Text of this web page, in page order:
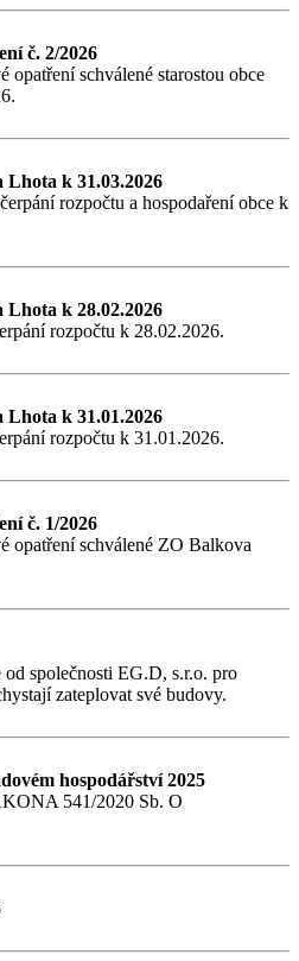
č. 2/2026
opatření schválené starostou obce
Lhota k 31.03.2026
rozpočtu a hospodaření obce k
Lhota k 28.02.2026
rozpočtu k 28.02.2026.
Lhota k 31.01.2026
rozpočtu k 31.01.2026.
č. 1/2026
opatření schválené ZO Balkova
společnosti EG.D, s.r.o. pro
zateplovat své budovy.
hospodářství 2025
541/2020 Sb. O